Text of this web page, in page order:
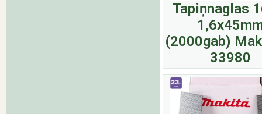
Tapiņnaglas
(2000gab)
33980